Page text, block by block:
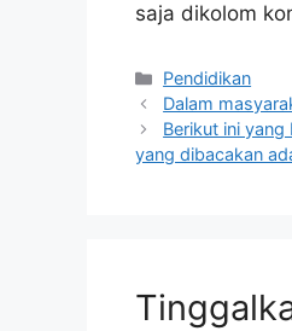
saja dikolom
Kategori
Pendidikan
Dalam
Berikut ini
yang dibacakan